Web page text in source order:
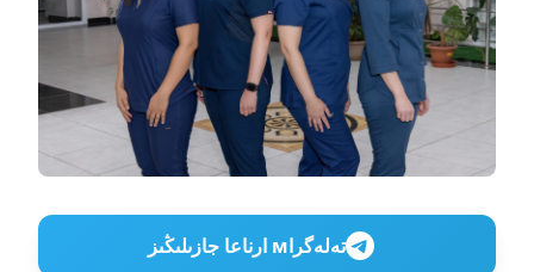
تەلەگراм ارناعا جازىلىڭىز